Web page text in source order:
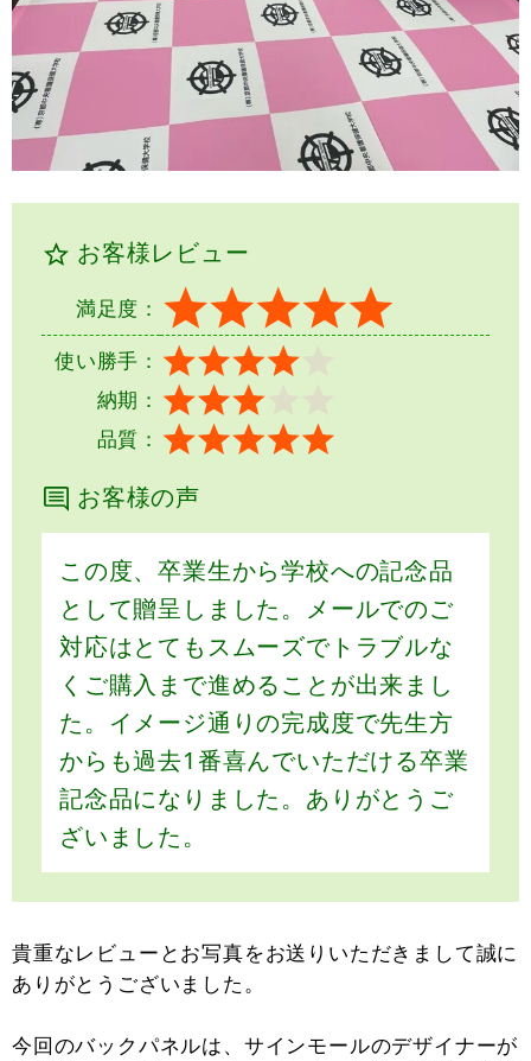
お客様レビュー
満足度：
使い勝手：
納期：
品質：
お客様の声
この度、卒業生から学校への記念品
として贈呈しました。メールでのご
対応はとてもスムーズでトラブルな
くご購入まで進めることが出来まし
た。イメージ通りの完成度で先生方
からも過去1番喜んでいただける卒業
記念品になりました。ありがとうご
ざいました。
貴重なレビューとお写真をお送りいただきまして誠に
ありがとうございました。
今回のバックパネルは、サインモールのデザイナーが